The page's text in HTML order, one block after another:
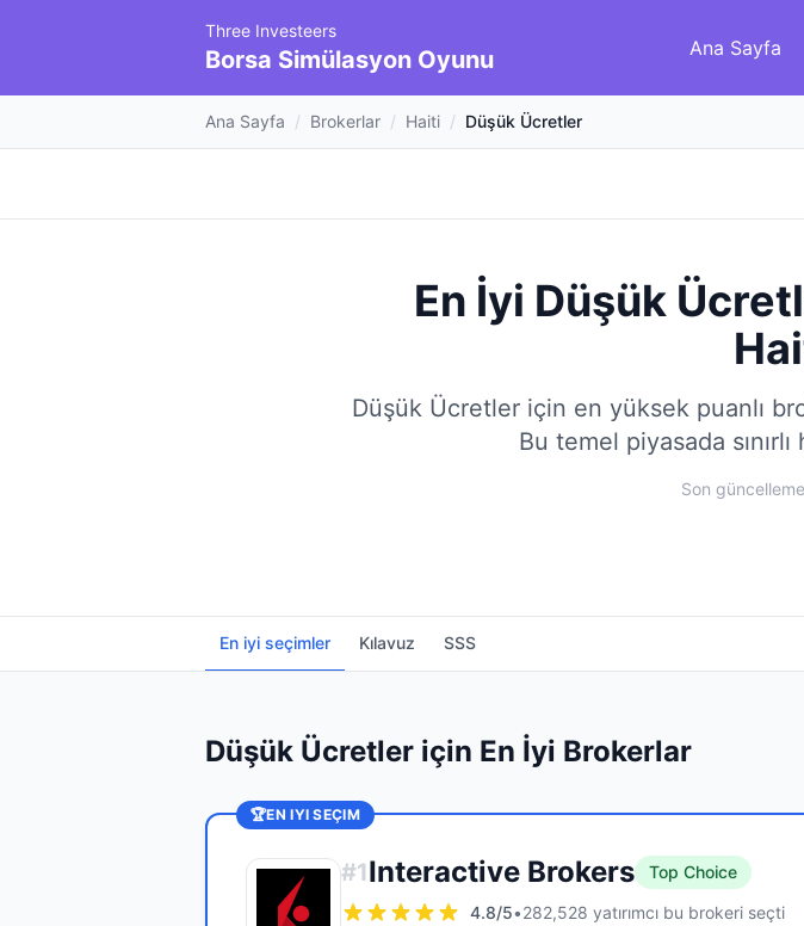
Three Investeers
Borsa Simülasyon Oyunu Ana Sayfa
Ana Sayfa / Brokerlar / Haiti / Düşük Ücretler
En İyi Düşük
Düşük Ücretler için en yüksek puanlı
Bu temel piyasada
Son
En iyi seçimler Kılavuz SSS
Düşük Ücretler için En İyi Brokerlar
🏆EN IYI SEÇIM
#1Interactive Brokers
Top Choice
4.8/5•282,528 yatırımcı bu brokeri seçti